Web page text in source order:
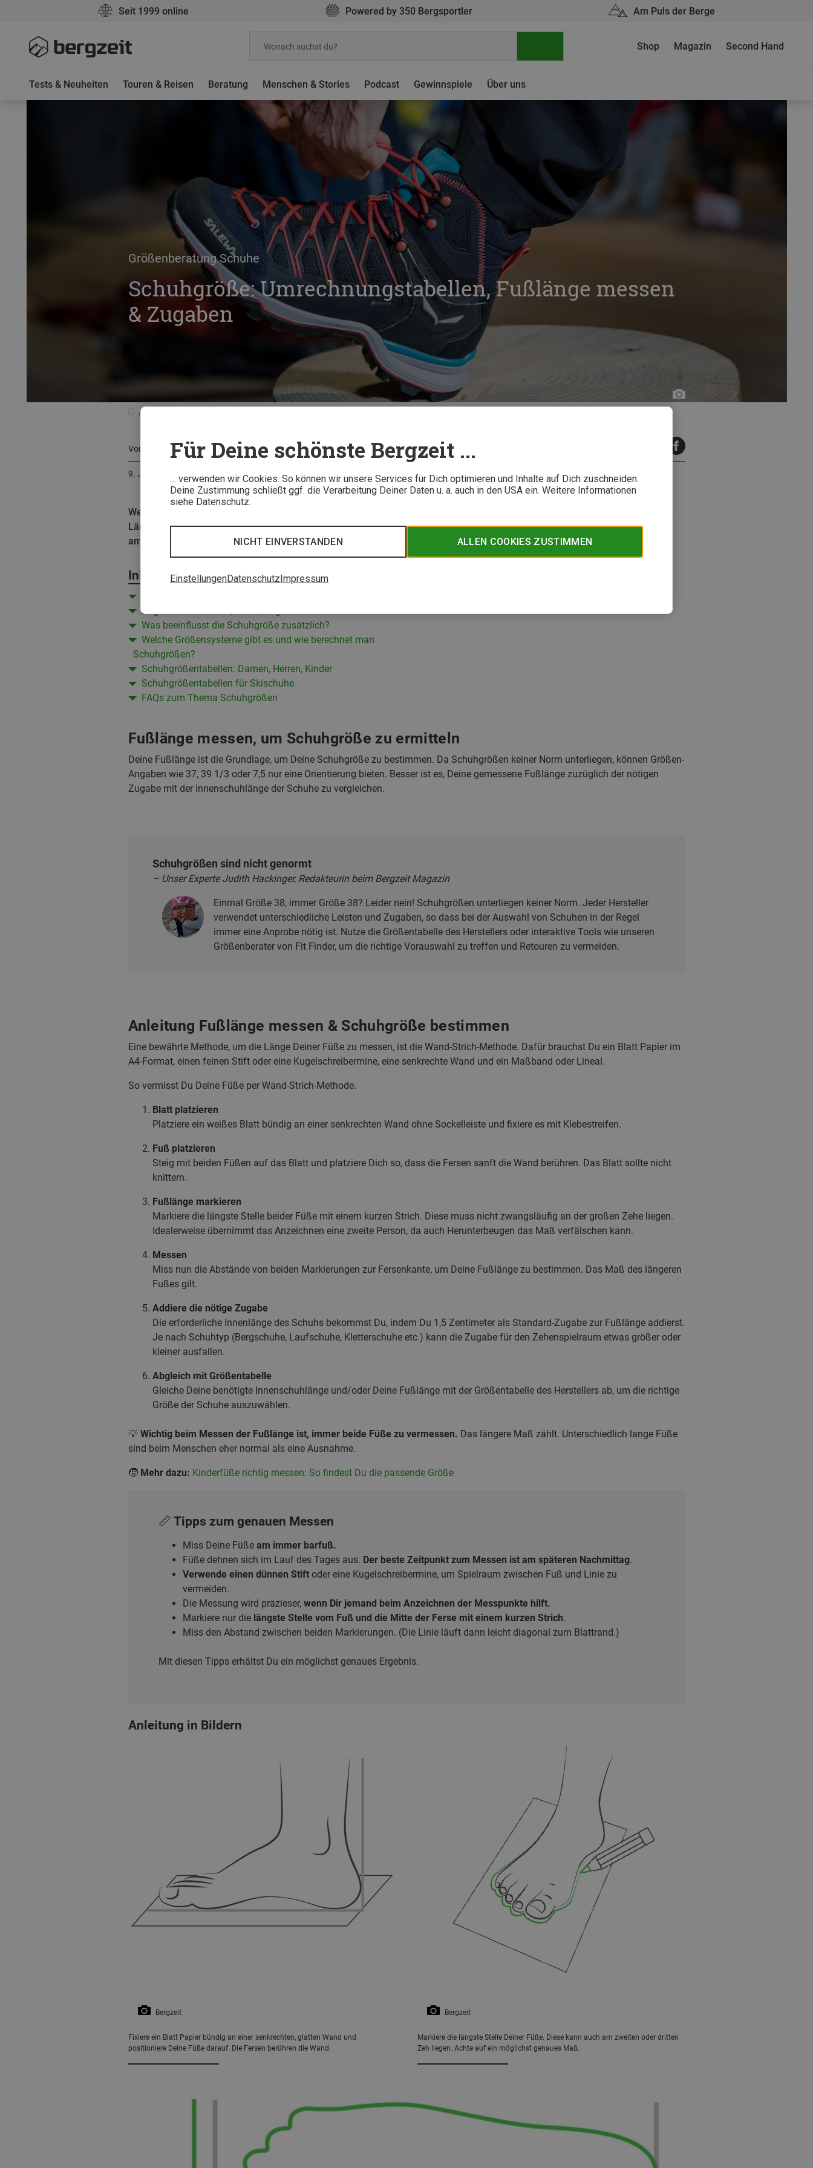
Für Deine schönste Bergzeit ...
… verwenden wir Cookies. So können wir unsere Services für Dich optimieren und Inhalte auf Dich zuschneiden.
Deine Zustimmung schließt ggf. die Verarbeitung Deiner Daten u. a. auch in den USA ein. Weitere Informationen
siehe Datenschutz.
ALLEN COOKIES ZUSTIMMEN
NICHT EINVERSTANDEN
EinstellungenDatenschutzImpressum
Seit 1999 online Powered by 350 Bergsportler Am Puls der Berge
Tests & Neuheiten Touren & Reisen Beratung Menschen & Stories Podcast Gewinnspiele Über uns
Shop Magazin Second Hand
Größenberatung Schuhe
Schuhgröße: Umrechnungstabellen, Fußlänge messen
& Zugaben
Bergzeit
Von Bela Elbich
9. Juli 2025
Weltweit gibt es vier Systeme für die Größenangabe von Schuhen. Grundlage für die eigene Schuhgröße ist jedoch immer die
Länge Deiner Füße. Wie Du Maß nimmst, welche Zugaben nötig sind und wie es sich mit europäischen, englischen,
amerikanischen und Mondopoint-Schuhgrößen verhält, verrät unser Größenratgeber samt Schuhgrößentabelle.
Inhalt
Zugaben bei Freizeit-, Lauf-, Berg- & Kletterschuhen
Was beeinflusst die Schuhgröße zusätzlich?
Welche Größensysteme gibt es und wie berechnet man
Schuhgrößen?
Schuhgrößentabellen: Damen, Herren, Kinder
Schuhgrößentabellen für Skischuhe
FAQs zum Thema Schuhgrößen
Fußlänge messen, um Schuhgröße zu ermitteln
Deine Fußlänge ist die Grundlage, um Deine Schuhgröße zu bestimmen. Da Schuhgrößen keiner Norm unterliegen, können Größen-
Angaben wie 37, 39 1/3 oder 7,5 nur eine Orientierung bieten. Besser ist es, Deine gemessene Fußlänge zuzüglich der nötigen
Zugabe mit der Innenschuhlänge der Schuhe zu vergleichen.
Schuhgrößen sind nicht genormt
– Unser Experte Judith Hackinger, Redakteurin beim Bergzeit Magazin
Einmal Größe 38, immer Größe 38? Leider nein! Schuhgrößen unterliegen keiner Norm. Jeder Hersteller
verwendet unterschiedliche Leisten und Zugaben, so dass bei der Auswahl von Schuhen in der Regel
immer eine Anprobe nötig ist. Nutze die Größentabelle des Herstellers oder interaktive Tools wie unseren
Größenberater von Fit Finder, um die richtige Vorauswahl zu treffen und Retouren zu vermeiden.
Anleitung Fußlänge messen & Schuhgröße bestimmen
Eine bewährte Methode, um die Länge Deiner Füße zu messen, ist die Wand-Strich-Methode. Dafür brauchst Du ein Blatt Papier im
A4-Format, einen feinen Stift oder eine Kugelschreibermine, eine senkrechte Wand und ein Maßband oder Lineal.
So vermisst Du Deine Füße per Wand-Strich-Methode.
Blatt platzieren
Platziere ein weißes Blatt bündig an einer senkrechten Wand ohne Sockelleiste und fixiere es mit Klebestreifen.
Fuß platzieren
Steig mit beiden Füßen auf das Blatt und platziere Dich so, dass die Fersen sanft die Wand berühren. Das Blatt sollte nicht
knittern.
Fußlänge markieren
Markiere die längste Stelle beider Füße mit einem kurzen Strich. Diese muss nicht zwangsläufig an der großen Zehe liegen.
Idealerweise übernimmt das Anzeichnen eine zweite Person, da auch Herunterbeugen das Maß verfälschen kann.
Messen
Miss nun die Abstände von beiden Markierungen zur Fersenkante, um Deine Fußlänge zu bestimmen. Das Maß des längeren
Fußes gilt.
Addiere die nötige Zugabe
Die erforderliche Innenlänge des Schuhs bekommst Du, indem Du 1,5 Zentimeter als Standard-Zugabe zur Fußlänge addierst.
Je nach Schuhtyp (Bergschuhe, Laufschuhe, Kletterschuhe etc.) kann die Zugabe für den Zehenspielraum etwas größer oder
kleiner ausfallen.
Abgleich mit Größentabelle
Gleiche Deine benötigte Innenschuhlänge und/oder Deine Fußlänge mit der Größentabelle des Herstellers ab, um die richtige
Größe der Schuhe auszuwählen.
💡 Wichtig beim Messen der Fußlänge ist, immer beide Füße zu vermessen. Das längere Maß zählt. Unterschiedlich lange Füße
sind beim Menschen eher normal als eine Ausnahme.
🧒 Mehr dazu: Kinderfüße richtig messen: So findest Du die passende Größe
📏 Tipps zum genauen Messen
Miss Deine Füße am immer barfuß.
Füße dehnen sich im Lauf des Tages aus. Der beste Zeitpunkt zum Messen ist am späteren Nachmittag.
Verwende einen dünnen Stiftoder eine Kugelschreibermine, um Spielraum zwischen Fuß und Linie zu
vermeiden.
Die Messung wird präzieser, wenn Dir jemand beim Anzeichnen der Messpunkte hilft.
Markiere nur die längste Stelle vom Fuß und die Mitte der Ferse mit einem kurzen Strich.
Miss den Abstand zwischen beiden Markierungen. (Die Linie läuft dann leicht diagonal zum Blattrand.)
Mit diesen Tipps erhältst Du ein möglichst genaues Ergebnis.
Anleitung in Bildern
Bergzeit
Fixiere ein Blatt Papier bündig an einer senkrechten, glatten Wand und
positioniere Deine Füße darauf. Die Fersen berühren die Wand.
Bergzeit
Markiere die längste Stelle Deiner Füße. Diese kann auch am zweiten oder dritten
Zeh liegen. Achte auf ein möglichst genaues Maß.